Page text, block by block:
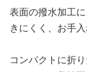
表面の撥水加工
きにくく、お手入
コンパクトに折